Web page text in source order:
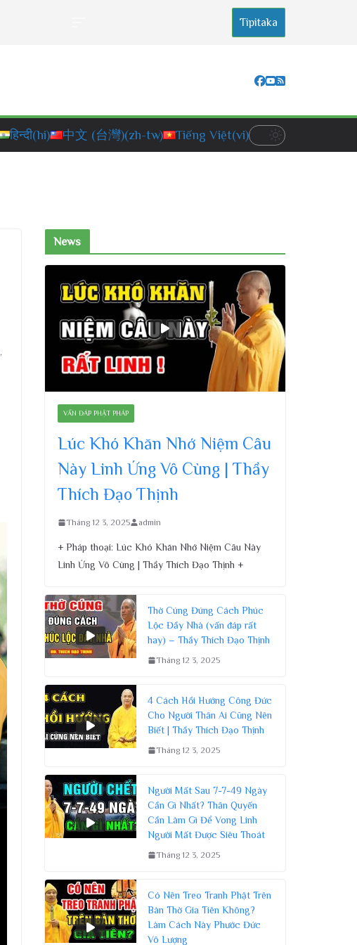
Tipitaka
हिन्दी(hi) 中文 (台灣)(zh-tw) Tiếng Việt(vi)
,
News
VẤN ĐÁP PHẬT PHÁP
Lúc Khó Khăn Nhớ Niệm Câu
Này Linh Ứng Vô Cùng | Thầy
Thích Đạo Thịnh
Tháng 12 3, 2025 admin
+ Pháp thoại: Lúc Khó Khăn Nhớ Niệm Câu Này
Linh Ứng Vô Cùng | Thầy Thích Đạo Thịnh +
Thờ Cúng Đúng Cách Phúc
Lộc Đầy Nhà (vấn đáp rất
hay) – Thầy Thích Đạo Thịnh
Tháng 12 3, 2025
4 Cách Hồi Hướng Công Đức
Cho Người Thân Ai Cũng Nên
Biết | Thầy Thích Đạo Thịnh
Tháng 12 3, 2025
Người Mất Sau 7-7-49 Ngày
Cần Gì Nhất? Thân Quyến
Cần Làm Gì Để Vong Linh
Người Mất Được Siêu Thoát
Tháng 12 3, 2025
Có Nên Treo Tranh Phật Trên
Bàn Thờ Gia Tiên Không?
Làm Cách Này Phước Đức
Vô Lượng